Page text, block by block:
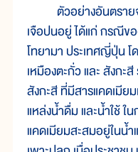
ตัวอย่างอันตรายจ
เจือปนอยู่ ได้แก่ กรณีข
โทยามา ประเทศญี่ปุ่น
เหมืองตะกั่ว และ สังกะ
สังกะสี ที่มีสารแคดเมีย
แหล่งน้ำดื่ม และน้ำใช้ ใ
แคดเมียมสะสมอยู่ในน้ำ